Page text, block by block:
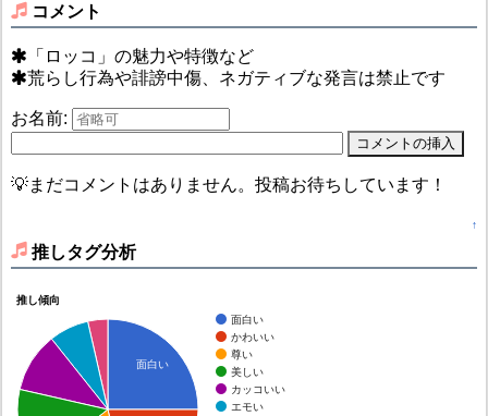
コメント
「ロッコ」の魅力や特徴など
荒らし行為や誹謗中傷、ネガティブな発言は禁止です
お名前:
💡まだコメントはありません。投稿お待ちしています！
↑
推しタグ分析
推し傾向
面白い
かわいい
尊い
美しい
カッコいい
エモい
面白い